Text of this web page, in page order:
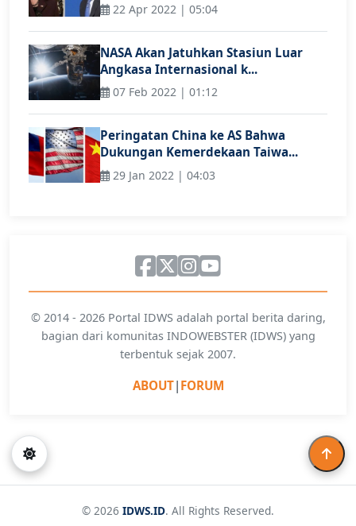
22 Apr 2022 | 05:04
NASA Akan Jatuhkan Stasiun Luar
Angkasa Internasional k...
07 Feb 2022 | 01:12
Peringatan China ke AS Bahwa
Dukungan Kemerdekaan Taiwa...
29 Jan 2022 | 04:03
© 2014 - 2026 Portal IDWS adalah portal berita daring,
bagian dari komunitas INDOWEBSTER (IDWS) yang
terbentuk sejak 2007.
ABOUT| FORUM
© 2026 IDWS.ID. All Rights Reserved.